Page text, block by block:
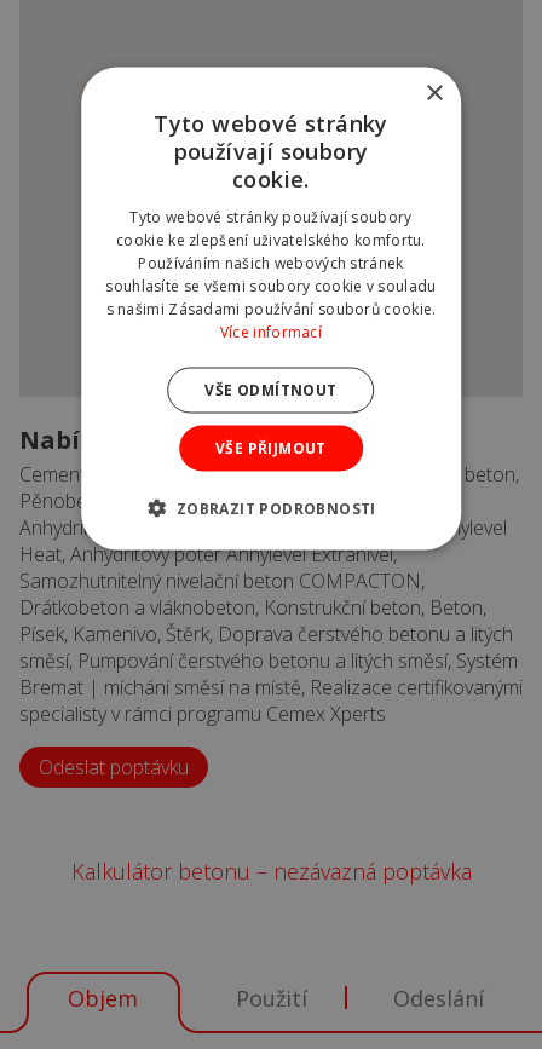
Nabízený sortiment
Cementová zdící malta Readymalt, Vysokopevnostní beton,
Pěnobeton Poroflow, Cementový potěr CemLevel,
Anhydritový potěr AnhyLevel, Anhydritový potěr Anhylevel
Heat, Anhydritový potěr Anhylevel Extranivel,
Samozhutnitelný nivelační beton COMPACTON,
Drátkobeton a vláknobeton, Konstrukční beton, Beton,
Písek, Kamenivo, Štěrk, Doprava čerstvého betonu a litých
směsí, Pumpování čerstvého betonu a litých směsí, Systém
Bremat | míchání směsí na místě, Realizace certifikovanými
specialisty v rámci programu Cemex Xperts
Odeslat poptávku
Kalkulátor betonu – nezávazná poptávka
Objem Použití Odeslání
×
Tyto webové stránky
používají soubory
cookie.
Tyto webové stránky používají soubory
cookie ke zlepšení uživatelského komfortu.
Používáním našich webových stránek
souhlasíte se všemi soubory cookie v souladu
s našimi Zásadami používání souborů cookie.
Více informací
VŠE PŘIJMOUT
VŠE ODMÍTNOUT
ZOBRAZIT PODROBNOSTI